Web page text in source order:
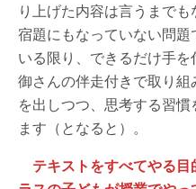
り上げた内容は言うまでも
宿題にもなっていない問
いる限り、できるだけ手
御さんの伴走付きで取り
を出しつつ、思考する習
ます（となると）。
テキストをすべてやる